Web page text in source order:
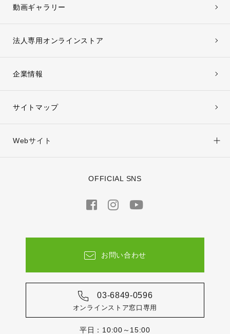
動画ギャラリー
法人専用オンラインストア
企業情報
サイトマップ
Webサイト
OFFICIAL SNS
お問い合わせ
03-6849-0596
オンラインストア窓口専用
平日：10:00～15:00